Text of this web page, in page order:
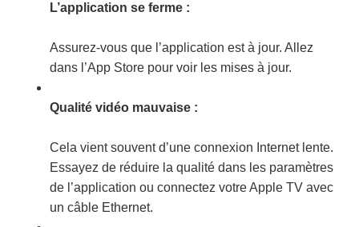
L’application se ferme :
Assurez-vous que l’application est à jour. Allez
dans l’App Store pour voir les mises à jour.
Qualité vidéo mauvaise :
Cela vient souvent d’une connexion Internet lente.
Essayez de réduire la qualité dans les paramètres
de l’application ou connectez votre Apple TV avec
un câble Ethernet.